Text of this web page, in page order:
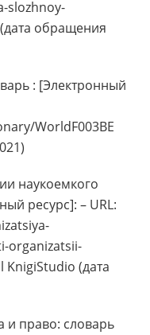
slozhnoy-
обращения
: [Электронный
WorldF003BE
наукоемкого
ресурс]: – URL:
organizatsii-
(дата
и право: словарь